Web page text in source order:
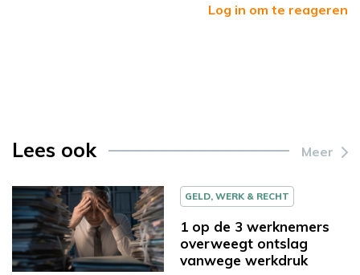
Log in om te reageren
Lees ook Meer
GELD, WERK & RECHT
1 op de 3 werknemers
overweegt ontslag
vanwege werkdruk